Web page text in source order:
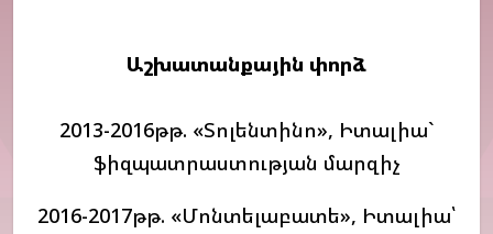
Աշխատանքային փորձ
2013-2016թթ. «Տոլենտինո», Իտալիա`
ֆիզպատրաստության մարզիչ
2016-2017թթ. «Մոնտելաբատե», Իտալիա՝